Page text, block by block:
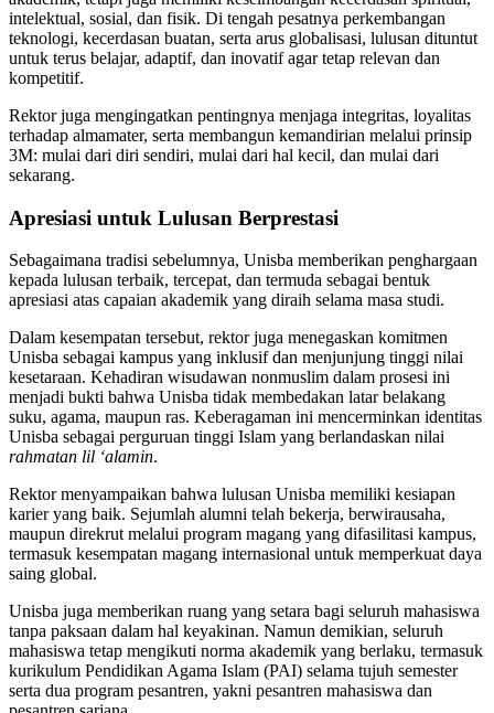
intelektual, sosial, dan fisik. Di tengah pesatnya perkembangan
teknologi, kecerdasan buatan, serta arus globalisasi, lulusan dituntut
untuk terus belajar, adaptif, dan inovatif agar tetap relevan dan
kompetitif.
Rektor juga mengingatkan pentingnya menjaga integritas, loyalitas
terhadap almamater, serta membangun kemandirian melalui prinsip
3M: mulai dari diri sendiri, mulai dari hal kecil, dan mulai dari
sekarang.
Apresiasi untuk Lulusan Berprestasi
Sebagaimana tradisi sebelumnya, Unisba memberikan penghargaan
kepada lulusan terbaik, tercepat, dan termuda sebagai bentuk
apresiasi atas capaian akademik yang diraih selama masa studi.
Dalam kesempatan tersebut, rektor juga menegaskan komitmen
Unisba sebagai kampus yang inklusif dan menjunjung tinggi nilai
kesetaraan. Kehadiran wisudawan nonmuslim dalam prosesi ini
menjadi bukti bahwa Unisba tidak membedakan latar belakang
suku, agama, maupun ras. Keberagaman ini mencerminkan identitas
Unisba sebagai perguruan tinggi Islam yang berlandaskan nilai
rahmatan lil ‘alamin.
Rektor menyampaikan bahwa lulusan Unisba memiliki kesiapan
karier yang baik. Sejumlah alumni telah bekerja, berwirausaha,
maupun direkrut melalui program magang yang difasilitasi kampus,
termasuk kesempatan magang internasional untuk memperkuat daya
saing global.
Unisba juga memberikan ruang yang setara bagi seluruh mahasiswa
tanpa paksaan dalam hal keyakinan. Namun demikian, seluruh
mahasiswa tetap mengikuti norma akademik yang berlaku, termasuk
kurikulum Pendidikan Agama Islam (PAI) selama tujuh semester
serta dua program pesantren, yakni pesantren mahasiswa dan